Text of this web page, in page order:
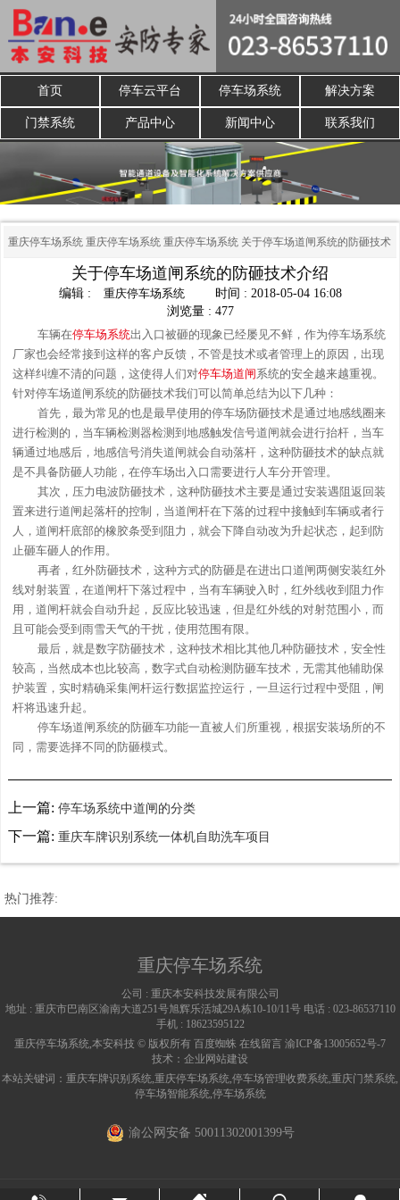
首页 停车云平台 停车场系统 解决方案
门禁系统 产品中心 新闻中心 联系我们
重庆停车场系统 重庆停车场系统 重庆停车场系统 关于停车场道闸系统的防砸技术
关于停车场道闸系统的防砸技术介绍
编辑 : 重庆停车场系统
时间 : 2018-05-04 16:08
浏览量 : 477
车辆在停车场系统出入口被砸的现象已经屡见不鲜，作为停车场系统
厂家也会经常接到这样的客户反馈，不管是技术或者管理上的原因，出现
这样纠缠不清的问题，这使得人们对停车场道闸系统的安全越来越重视。
针对停车场道闸系统的防砸技术我们可以简单总结为以下几种：
首先，最为常见的也是最早使用的停车场防砸技术是通过地感线圈来
进行检测的，当车辆检测器检测到地感触发信号道闸就会进行抬杆，当车
辆通过地感后，地感信号消失道闸就会自动落杆，这种防砸技术的缺点就
是不具备防砸人功能，在停车场出入口需要进行人车分开管理。
其次，压力电波防砸技术，这种防砸技术主要是通过安装遇阻返回装
置来进行道闸起落杆的控制，当道闸杆在下落的过程中接触到车辆或者行
人，道闸杆底部的橡胶条受到阻力，就会下降自动改为升起状态，起到防
止砸车砸人的作用。
再者，红外防砸技术，这种方式的防砸是在进出口道闸两侧安装红外
线对射装置，在道闸杆下落过程中，当有车辆驶入时，红外线收到阻力作
用，道闸杆就会自动升起，反应比较迅速，但是红外线的对射范围小，而
且可能会受到雨雪天气的干扰，使用范围有限。
最后，就是数字防砸技术，这种技术相比其他几种防砸技术，安全性
较高，当然成本也比较高，数字式自动检测防砸车技术，无需其他辅助保
护装置，实时精确采集闸杆运行数据监控运行，一旦运行过程中受阻，闸
杆将迅速升起。
停车场道闸系统的防砸车功能一直被人们所重视，根据安装场所的不
同，需要选择不同的防砸模式。
上一篇: 停车场系统中道闸的分类
下一篇: 重庆车牌识别系统一体机自助洗车项目
热门推荐:
重庆停车场系统
公司 : 重庆本安科技发展有限公司
地址 : 重庆市巴南区渝南大道251号旭辉乐活城29A栋10-10/11号 电话 : 023-86537110
手机 : 18623595122
重庆停车场系统,本安科技 © 版权所有 百度蜘蛛 在线留言 渝ICP备13005652号-7
技术： 企业网站建设
本站关键词： 重庆车牌识别系统,重庆停车场系统,停车场管理收费系统,重庆门禁系统,
停车场智能系统,停车场系统
渝公网安备 50011302001399号